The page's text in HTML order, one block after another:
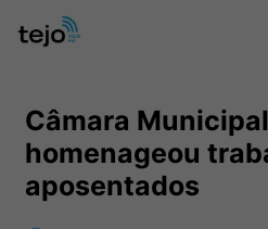
Câmara
homenageou
aposentados